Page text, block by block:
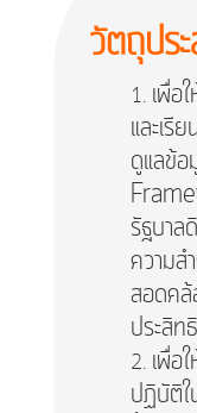
วัตถุปร
เพื่อ
และเรี
ดูแลข้
รัฐบาล
ความส
สอดคล้
ประสิท
เพื่อ
ปฏิบัติใ